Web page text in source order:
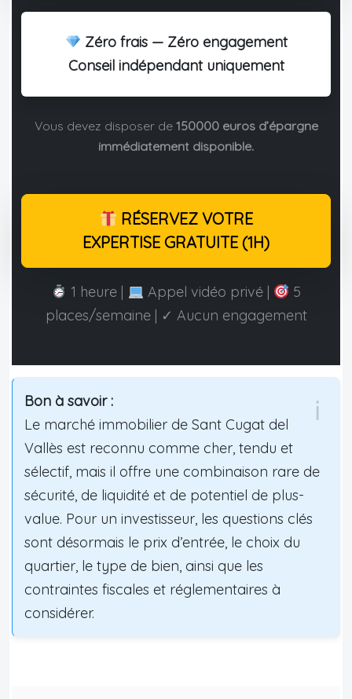
Zéro frais — Zéro engagement
Conseil indépendant uniquement
Vous devez disposer de 150000 euros d’épargne
immédiatement disponible.
RÉSERVEZ VOTRE
EXPERTISE GRATUITE (1H)
1 heure | Appel vidéo privé |
5
places/semaine | ✓ Aucun engagement
Bon à savoir :
Le marché immobilier de Sant Cugat del
Vallès est reconnu comme cher, tendu et
sélectif, mais il offre une combinaison rare de
sécurité, de liquidité et de potentiel de plus-
value. Pour un investisseur, les questions clés
sont désormais le prix d’entrée, le choix du
quartier, le type de bien, ainsi que les
contraintes fiscales et réglementaires à
considérer.